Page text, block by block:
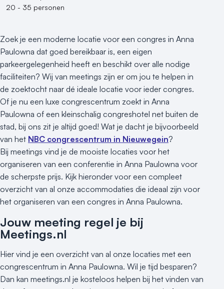
20 - 35 personen
Zoek je een moderne locatie voor een congres in Anna
Paulowna dat goed bereikbaar is, een eigen
parkeergelegenheid heeft en beschikt over alle nodige
faciliteiten? Wij van meetings zijn er om jou te helpen in
de zoektocht naar dé ideale locatie voor ieder congres.
Of je nu een luxe congrescentrum zoekt in Anna
Paulowna of een kleinschalig congreshotel net buiten de
stad, bij ons zit je altijd goed! Wat je dacht je bijvoorbeeld
van het NBC congrescentrum in Nieuwegein?
Bij meetings vind je de mooiste locaties voor het
organiseren van een conferentie in Anna Paulowna voor
de scherpste prijs. Kijk hieronder voor een compleet
overzicht van al onze accommodaties die ideaal zijn voor
het organiseren van een congres in Anna Paulowna.
Jouw meeting regel je bij
Meetings.nl
Hier vind je een overzicht van al onze locaties met een
congrescentrum in Anna Paulowna. Wil je tijd besparen?
Dan kan meetings.nl je kosteloos helpen bij het vinden van